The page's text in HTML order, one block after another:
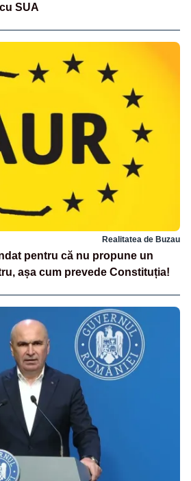
SUA
Realitatea de Buzau
pentru că nu propune un
așa cum prevede Constituția!